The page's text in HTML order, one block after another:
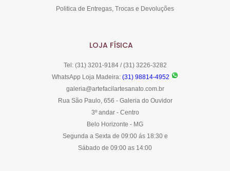
Politica de Entregas, Trocas e Devoluções
LOJA FÍSICA
Tel: (31) 3201-9184 / (31) 3226-3282
WhatsApp Loja Madeira: (31) 98814-4952
galeria@artefacilartesanato.com.br
Rua São Paulo, 656 - Galeria do Ouvidor
3º andar - Centro
Belo Horizonte - MG
Segunda a Sexta de 09:00 ás 18:30 e
Sábado de 09:00 as 14:00